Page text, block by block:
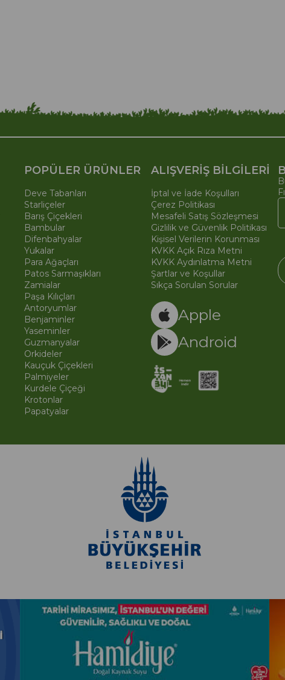
POPÜLER ÜRÜNLER
Deve Tabanları
Starliçeler
Barış Çiçekleri
Bambular
Difenbahyalar
Yukalar
Para Ağaçları
Patos Sarmaşıkları
Zamialar
Paşa Kılıçları
Antoryumlar
Benjaminler
Yaseminler
Guzmanyalar
Orkideler
Kauçuk Çiçekleri
Palmiyeler
Kurdele Çiçeği
Krotonlar
Papatyalar
ALIŞVERİŞ BİLGİLERİ
İptal ve İade Koşulları
Çerez Politikası
Mesafeli Satış Sözleşmesi
Gizlilik ve Güvenlik Politikası
Kişisel Verilerin Korunması
KVKK Açık Rıza Metni
KVKK Aydınlatma Metni
Şartlar ve Koşullar
Sıkça Sorulan Sorular
Apple
Android